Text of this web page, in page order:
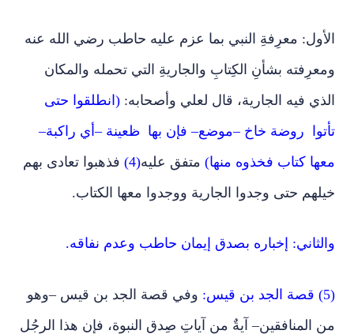
الأول: معرِفةِ النبي بما عزم عليه حاطب رضي الله عنه
ومعرِفته بشأنِ الكِتابِ والجاريةِ التي تحمله والمكان
الذي فيه الجارية، قال لعلي وأصحابه: (انطلقوا حتى
تأتوا ‏ ‏روضة خاخ –موضع– فإن بها ‏ ‏ظعينة –أي راكبة–
معها كتاب فخذوه منها) متفق عليه(4)
فذهبوا تعادى بهم
خيلهم حتى وجدوا الجارية ووجدوا معها الكتاب.
والثاني: إخباره بصدق إيمان حاطب وعدم نفاقه.
(5) قصة الجد بن قيس:
وفي قصة الجد بن قيس –وهو
من المنافقين– آيةٌ من آياتِ صِدقِ النبوة، فإن هذا الرجُل